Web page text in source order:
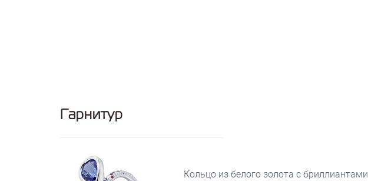
Гарнитур
Кольцо из белого золота с бриллиантами